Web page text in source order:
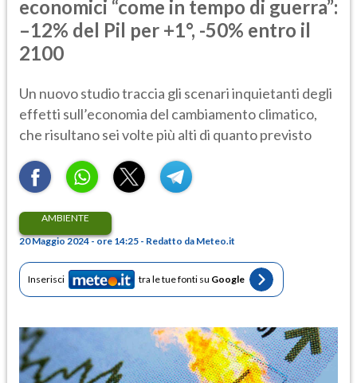
economici “come in tempo di guerra”:
–12% del Pil per +1°, -50% entro il
2100
Un nuovo studio traccia gli scenari inquietanti degli
effetti sull’economia del cambiamento climatico,
che risultano sei volte più alti di quanto previsto
AMBIENTE
20 Maggio 2024 - ore 14:25 - Redatto da Meteo.it
Inserisci tra le tue fonti su Google